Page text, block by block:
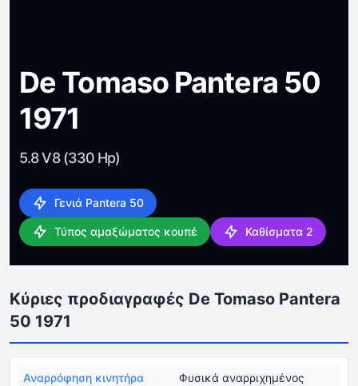
De Tomaso Pantera 50
1971
5.8 V8 (330 Hp)
Γενιά Pantera 50
Τύπος αμαξώματος κουπέ Καθίσματα 2
Κύριες προδιαγραφές De Tomaso Pantera
50 1971
Αναρρόφηση κινητήρα
Φυσικά αναρριχημένος